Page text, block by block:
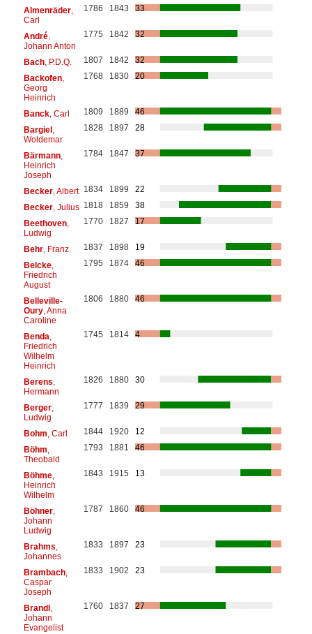
Almenräder,
Carl
1786 1843 33
André,
Johann Anton
1775 1842 32
Bach, P.D.Q. 1807 1842
32
Backofen,
Georg
Heinrich
1768 1830 20
Banck, Carl 1809 1889
46
Bargiel,
Woldemar
1828 1897 28
Bärmann,
Heinrich
Joseph
1784 1847 37
Becker, Albert 1834 1899
22
Becker, Julius 1818 1859
38
Beethoven,
Ludwig
1770 1827 17
Behr, Franz 1837 1898
19
Belcke,
Friedrich
August
1795 1874 46
Belleville-
Oury, Anna
Caroline
1806 1880 46
Benda
Friedrich
Wilhelm
Heinrich
1745 1814 4
Berens
Hermann
1826 1880 30
Berger,
Ludwig
1777 1839 29
Bohm , Carl 1844 1920
12
Böhm
Theobald
1793 1881 46
Böhme,
Heinrich
Wilhelm
1843 1915 13
Böhner,
Johann
Ludwig
1787 1860 46
Brahms
Johannes
1833 1897 23
Brambach,
Caspar
Joseph
1833 1902 23
Brandl,
Johann
Evangelist
1760 1837 27